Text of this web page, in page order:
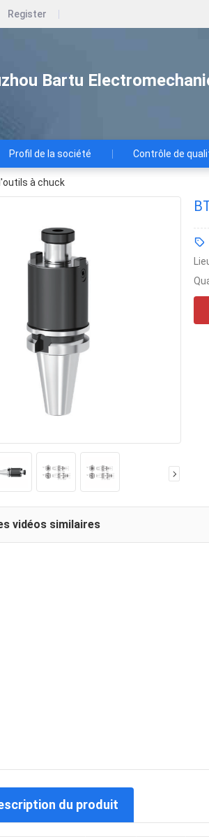
Register
Bartu
Profil de la société Contrôle de
à chuck
vidéos similaires
du produit